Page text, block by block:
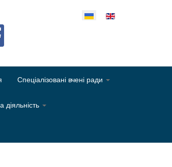
Спеціалізовані вчені ради
діяльність